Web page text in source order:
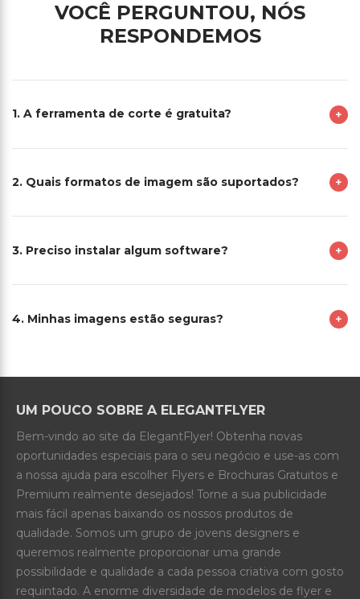
VOCÊ PERGUNTOU, NÓS
RESPONDEMOS
1. A ferramenta de corte é gratuita?
2. Quais formatos de imagem são suportados?
3. Preciso instalar algum software?
4. Minhas imagens estão seguras?
UM POUCO SOBRE A ELEGANTFLYER
Bem-vindo ao site da ElegantFlyer! Obtenha novas
oportunidades especiais para o seu negócio e use-as com
a nossa ajuda para escolher Flyers e Brochuras Gratuitos e
Premium realmente desejados! Torne a sua publicidade
mais fácil apenas baixando os nossos produtos de
qualidade. Somos um grupo de jovens designers e
queremos realmente proporcionar uma grande
possibilidade e qualidade a cada pessoa criativa com gosto
requintado. A enorme diversidade de modelos de flyer e